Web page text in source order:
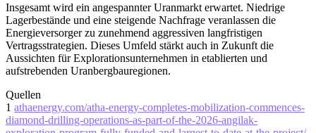
Insgesamt wird ein angespannter Uranmarkt erwartet. Niedrige
Lagerbestände und eine steigende Nachfrage veranlassen die
Energieversorger zu zunehmend aggressiven langfristigen
Vertragsstrategien. Dieses Umfeld stärkt auch in Zukunft die
Aussichten für Explorationsunternehmen in etablierten und
aufstrebenden Uranbergbauregionen.
Quellen
1 athaenergy.com/atha-energy-completes-mobilization-commences-
diamond-drilling-operations-as-part-of-the-2026-angilak-